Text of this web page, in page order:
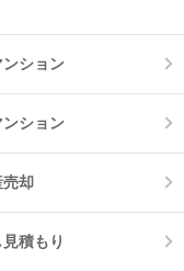
ンション
ション
却
積もり